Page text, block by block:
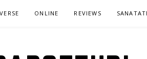
ONLINE REVIEWS